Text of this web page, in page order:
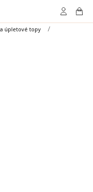
úpletové topy